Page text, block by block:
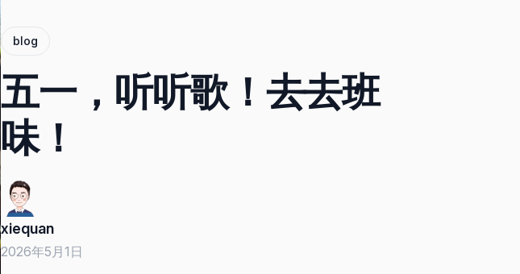
blog
五一，听听歌！去去班
味！
xiequan
2026年5月1日